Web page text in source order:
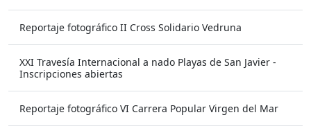
Reportaje fotográfico II Cross Solidario Vedruna
XXI Travesía Internacional a nado Playas de San Javier -
Inscripciones abiertas
Reportaje fotográfico VI Carrera Popular Virgen del Mar